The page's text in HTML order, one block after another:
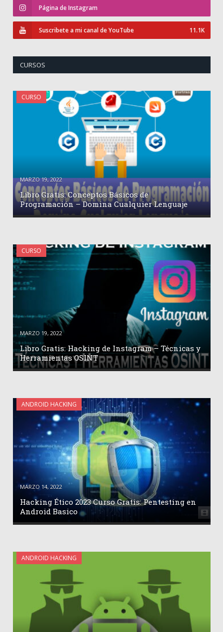
Página de Instagram
Suscribete a mi canal de YouTube 11.1K
CURSOS
CURSO
MARZO 19, 2022
Libro Gratis: Conceptos Básicos de
Programación – Domina Cualquier Lenguaje
CURSO
MARZO 19, 2022
Libro Gratis: Hacking de Instagram – Técnicas y
Herramientas OSINT
ANDROID HACKING
MARZO 14, 2022
Hacking Ético 2023 Curso Gratis: Pentesting en
Android Basico
ANDROID HACKING